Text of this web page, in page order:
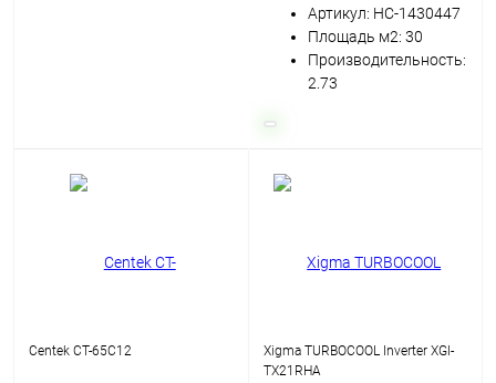
Артикул: НС-1430447
Площадь м2: 30
Производительность:
2.73
Centek CT-65C12
Xigma TURBOCOOL Inverter XGI-
TX21RHA